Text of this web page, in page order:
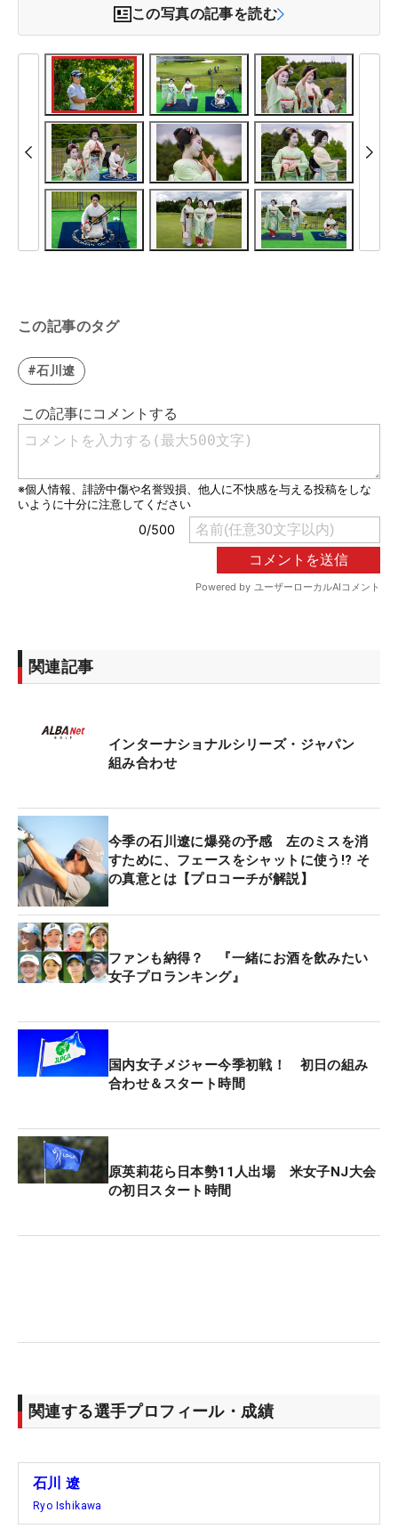
この写真の記事を読む
この記事のタグ
#石川遼
関連記事
インターナショナルシリーズ・ジャパン
組み合わせ
今季の石川遼に爆発の予感 左のミスを消
すために、フェースをシャットに使う!? そ
の真意とは【プロコーチが解説】
ファンも納得？ 『一緒にお酒を飲みたい
女子プロランキング』
国内女子メジャー今季初戦！ 初日の組み
合わせ＆スタート時間
原英莉花ら日本勢11人出場 米女子NJ大会
の初日スタート時間
関連する選手プロフィール・成績
石川 遼
Ryo Ishikawa